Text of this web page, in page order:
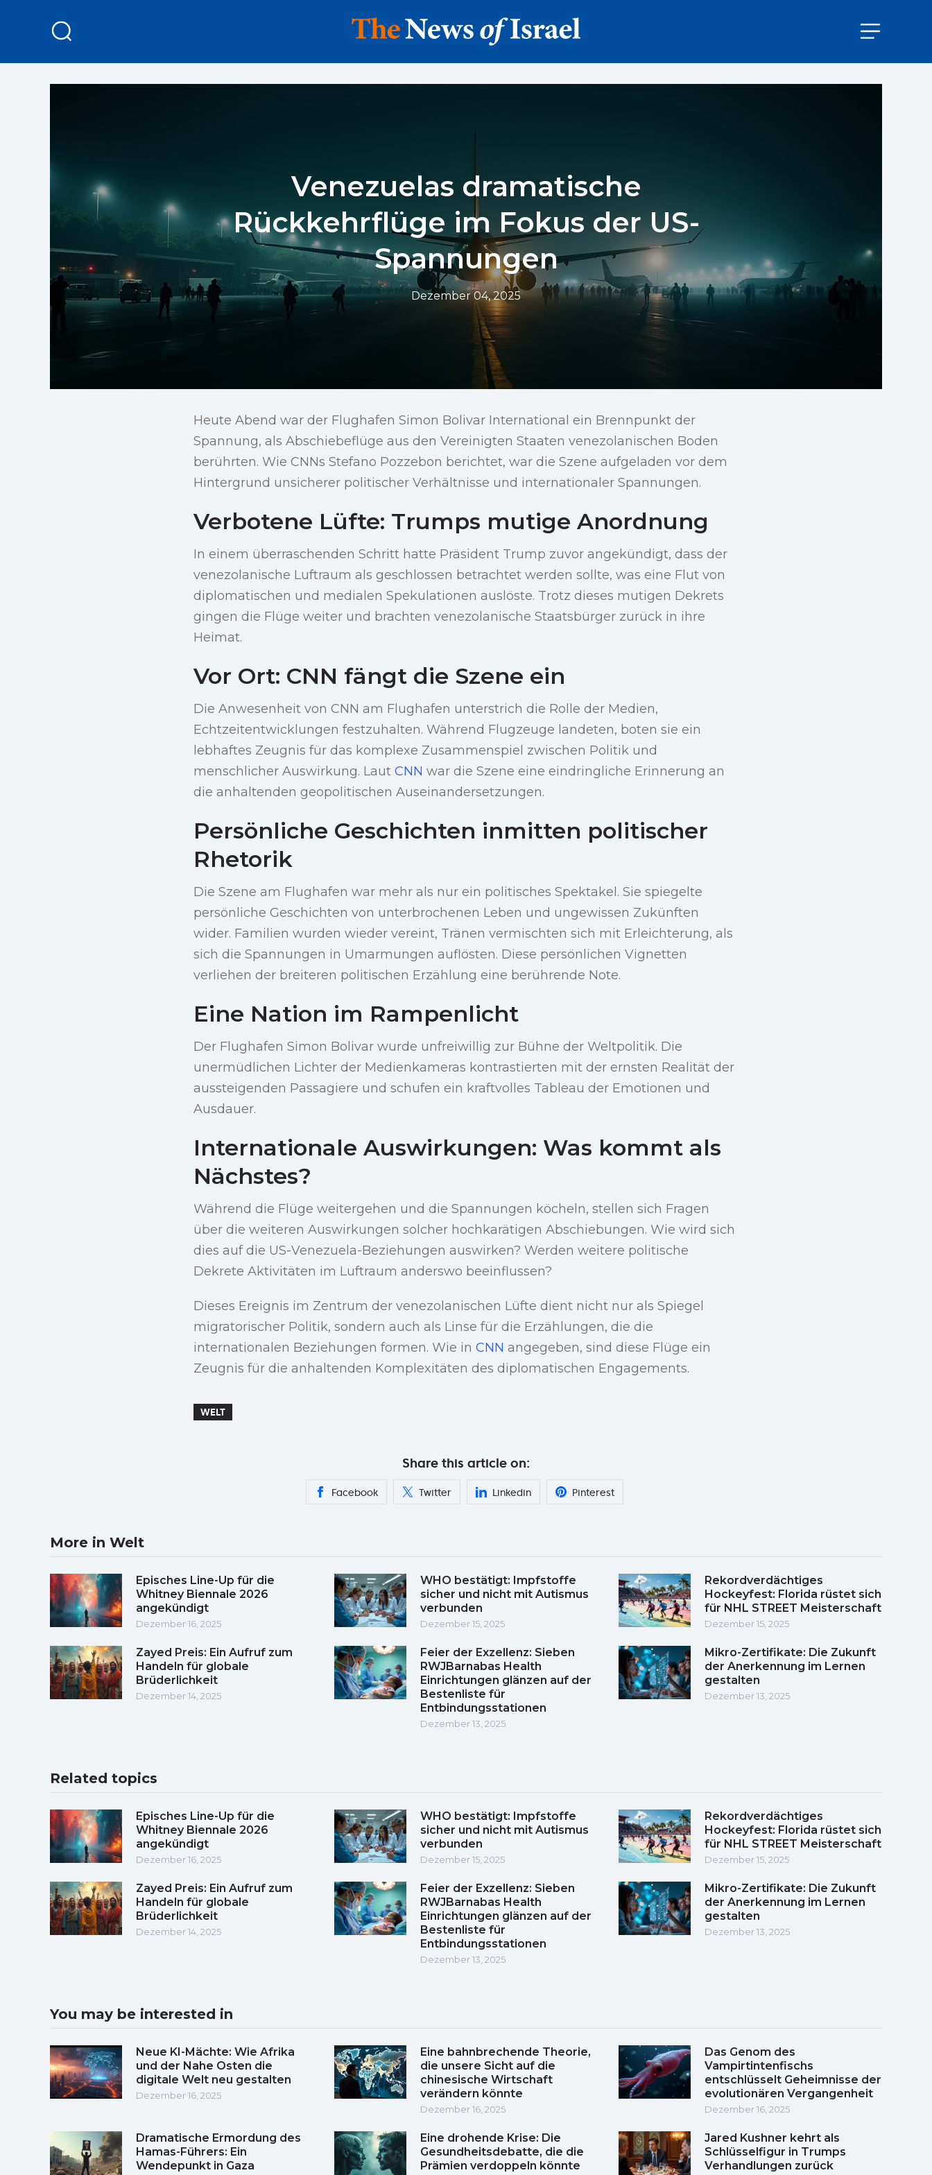
Venezuelas dramatische
Rückkehrflüge im Fokus der US-
Spannungen
Dezember 04, 2025
Heute Abend war der Flughafen Simon Bolivar International ein Brennpunkt der
Spannung, als Abschiebeflüge aus den Vereinigten Staaten venezolanischen Boden
berührten. Wie CNNs Stefano Pozzebon berichtet, war die Szene aufgeladen vor dem
Hintergrund unsicherer politischer Verhältnisse und internationaler Spannungen.
Verbotene Lüfte: Trumps mutige Anordnung
In einem überraschenden Schritt hatte Präsident Trump zuvor angekündigt, dass der
venezolanische Luftraum als geschlossen betrachtet werden sollte, was eine Flut von
diplomatischen und medialen Spekulationen auslöste. Trotz dieses mutigen Dekrets
gingen die Flüge weiter und brachten venezolanische Staatsbürger zurück in ihre
Heimat.
Vor Ort: CNN fängt die Szene ein
Die Anwesenheit von CNN am Flughafen unterstrich die Rolle der Medien,
Echtzeitentwicklungen festzuhalten. Während Flugzeuge landeten, boten sie ein
lebhaftes Zeugnis für das komplexe Zusammenspiel zwischen Politik und
menschlicher Auswirkung. Laut CNN war die Szene eine eindringliche Erinnerung an
die anhaltenden geopolitischen Auseinandersetzungen.
Persönliche Geschichten inmitten politischer
Rhetorik
Die Szene am Flughafen war mehr als nur ein politisches Spektakel. Sie spiegelte
persönliche Geschichten von unterbrochenen Leben und ungewissen Zukünften
wider. Familien wurden wieder vereint, Tränen vermischten sich mit Erleichterung, als
sich die Spannungen in Umarmungen auflösten. Diese persönlichen Vignetten
verliehen der breiteren politischen Erzählung eine berührende Note.
Eine Nation im Rampenlicht
Der Flughafen Simon Bolivar wurde unfreiwillig zur Bühne der Weltpolitik. Die
unermüdlichen Lichter der Medienkameras kontrastierten mit der ernsten Realität der
aussteigenden Passagiere und schufen ein kraftvolles Tableau der Emotionen und
Ausdauer.
Internationale Auswirkungen: Was kommt als
Nächstes?
Während die Flüge weitergehen und die Spannungen köcheln, stellen sich Fragen
über die weiteren Auswirkungen solcher hochkarätigen Abschiebungen. Wie wird sich
dies auf die US-Venezuela-Beziehungen auswirken? Werden weitere politische
Dekrete Aktivitäten im Luftraum anderswo beeinflussen?
Dieses Ereignis im Zentrum der venezolanischen Lüfte dient nicht nur als Spiegel
migratorischer Politik, sondern auch als Linse für die Erzählungen, die die
internationalen Beziehungen formen. Wie in CNN angegeben, sind diese Flüge ein
Zeugnis für die anhaltenden Komplexitäten des diplomatischen Engagements.
WELT
Share this article on:
Facebook Twitter Linkedin Pinterest
More in Welt
Episches Line-Up für die
Whitney Biennale 2026
angekündigt
Dezember 16, 2025
WHO bestätigt: Impfstoffe
sicher und nicht mit Autismus
verbunden
Dezember 15, 2025
Rekordverdächtiges
Hockeyfest: Florida rüstet sich
für NHL STREET Meisterschaft
Dezember 15, 2025
Zayed Preis: Ein Aufruf zum
Handeln für globale
Brüderlichkeit
Dezember 14, 2025
Feier der Exzellenz: Sieben
RWJBarnabas Health
Einrichtungen glänzen auf der
Bestenliste für
Entbindungsstationen
Dezember 13, 2025
Mikro-Zertifikate: Die Zukunft
der Anerkennung im Lernen
gestalten
Dezember 13, 2025
Related topics
Episches Line-Up für die
Whitney Biennale 2026
angekündigt
Dezember 16, 2025
WHO bestätigt: Impfstoffe
sicher und nicht mit Autismus
verbunden
Dezember 15, 2025
Rekordverdächtiges
Hockeyfest: Florida rüstet sich
für NHL STREET Meisterschaft
Dezember 15, 2025
Zayed Preis: Ein Aufruf zum
Handeln für globale
Brüderlichkeit
Dezember 14, 2025
Feier der Exzellenz: Sieben
RWJBarnabas Health
Einrichtungen glänzen auf der
Bestenliste für
Entbindungsstationen
Dezember 13, 2025
Mikro-Zertifikate: Die Zukunft
der Anerkennung im Lernen
gestalten
Dezember 13, 2025
You may be interested in
Neue KI-Mächte: Wie Afrika
und der Nahe Osten die
digitale Welt neu gestalten
Dezember 16, 2025
Eine bahnbrechende Theorie,
die unsere Sicht auf die
chinesische Wirtschaft
verändern könnte
Dezember 16, 2025
Das Genom des
Vampirtintenfischs
entschlüsselt Geheimnisse der
evolutionären Vergangenheit
Dezember 16, 2025
Dramatische Ermordung des
Hamas-Führers: Ein
Wendepunkt in Gaza
Eine drohende Krise: Die
Gesundheitsdebatte, die die
Prämien verdoppeln könnte
Jared Kushner kehrt als
Schlüsselfigur in Trumps
Verhandlungen zurück